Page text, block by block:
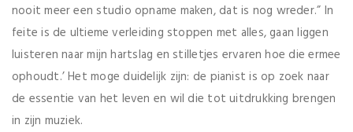
nooit meer een studio opname maken, dat is nog wreder.” In
feite is de ultieme verleiding stoppen met alles, gaan liggen
luisteren naar mijn hartslag en stilletjes ervaren hoe die ermee
ophoudt.’ Het moge duidelijk zijn: de pianist is op zoek naar
de essentie van het leven en wil die tot uitdrukking brengen
in zijn muziek.